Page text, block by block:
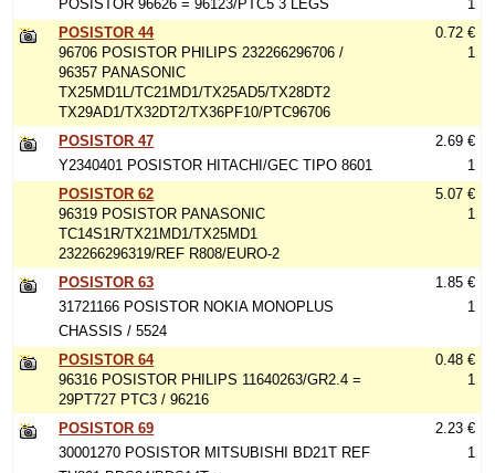
POSISTOR 96626 = 96123/PTC5 3 LEGS
1
POSISTOR 44
96706 POSISTOR PHILIPS 232266296706 /
96357 PANASONIC
TX25MD1L/TC21MD1/TX25AD5/TX28DT2
TX29AD1/TX32DT2/TX36PF10/PTC96706
0.72 €
1
POSISTOR 47
Y2340401 POSISTOR HITACHI/GEC TIPO 8601
2.69 €
1
POSISTOR 62
96319 POSISTOR PANASONIC
TC14S1R/TX21MD1/TX25MD1
232266296319/REF R808/EURO-2
5.07 €
1
POSISTOR 63
31721166 POSISTOR NOKIA MONOPLUS
CHASSIS / 5524
1.85 €
1
POSISTOR 64
96316 POSISTOR PHILIPS 11640263/GR2.4 =
29PT727 PTC3 / 96216
0.48 €
1
POSISTOR 69
30001270 POSISTOR MITSUBISHI BD21T REF
2.23 €
1